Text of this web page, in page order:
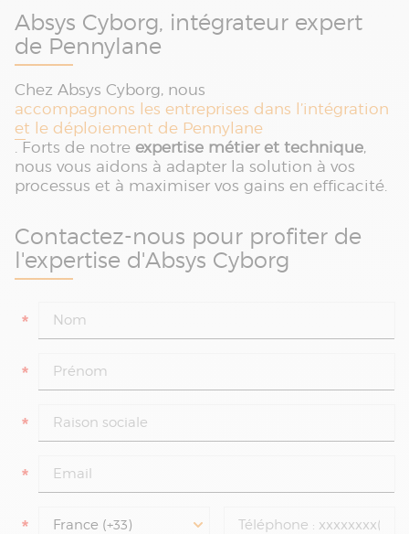
Absys Cyborg, intégrateur expert
de Pennylane
Chez Absys Cyborg, nous
accompagnons les entreprises dans l’intégration
et le déploiement de Pennylane
. Forts de notre expertise métier et technique,
nous vous aidons à adapter la solution à vos
processus et à maximiser vos gains en efficacité.
Contactez-nous pour profiter de
l'expertise d'Absys Cyborg
*
*
*
*
*